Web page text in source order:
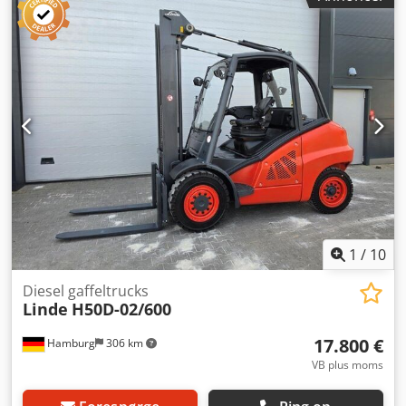
1 / 10
Hamburg 306 km
Diesel gaffeltrucks
Linde H50D-02/600
17.800 €
VB plus moms